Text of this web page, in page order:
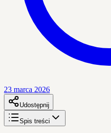
23 marca 2026
Udostępnij
Spis treści